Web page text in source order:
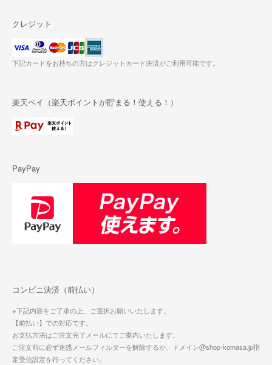
クレジット
下記カードをお持ちの方はクレジットカード決済がご利用可能です。
楽天ペイ（楽天ポイントが貯まる！使える！）
PayPay
コンビニ決済（前払い）
※下記内容をご了承の上、ご選択お願いいたします。
【前払い】での対応です。
お支払方法はご注文完了メールにてご案内いたします。
ご注文前に必ず迷惑メールフィルターを解除するか、ドメイン@shop-komasa.jp指
定受信設定を行ってください。